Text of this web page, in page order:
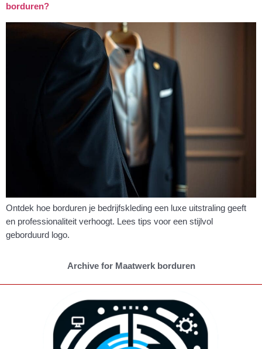
borduren?
Ontdek hoe borduren je bedrijfskleding een luxe uitstraling geeft
en professionaliteit verhoogt. Lees tips voor een stijlvol
geborduurd logo.
Archive for Maatwerk borduren